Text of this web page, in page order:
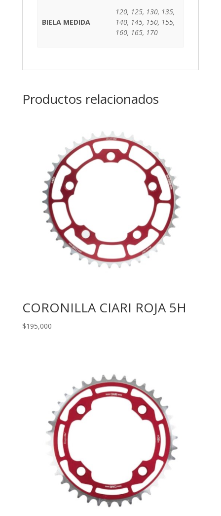
BIELA MEDIDA
120, 125, 130, 135,
140, 145, 150, 155,
160, 165, 170
Productos relacionados
CORONILLA CIARI ROJA 5H
$195,000